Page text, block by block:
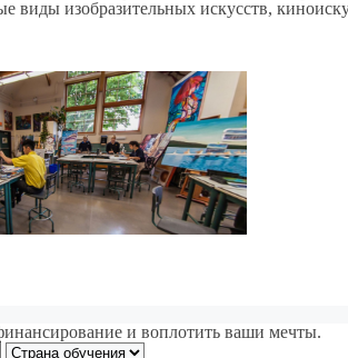
изобразительных искусств,
и воплотить ваши мечты.